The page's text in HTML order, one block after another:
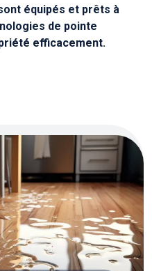
équipés et prêts à
de pointe
efficacement.